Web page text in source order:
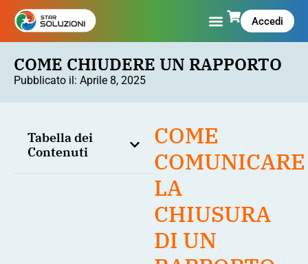
Accedi
COME CHIUDERE UN RAPPORTO
Pubblicato il: Aprile 8, 2025
Tabella dei
Contenuti
COME
COMUNICARE
LA
CHIUSURA
DI UN